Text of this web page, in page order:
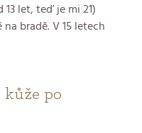
let, teď je mi 21)
bradě. V 15 letech
kůže po